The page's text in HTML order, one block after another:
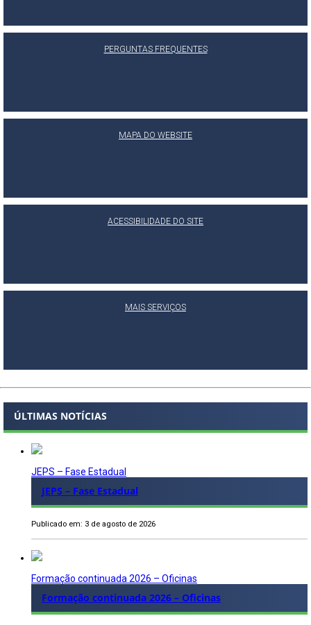
PERGUNTAS FREQUENTES
MAPA DO WEBSITE
ACESSIBILIDADE DO SITE
MAIS SERVIÇOS
ÚLTIMAS NOTÍCIAS
JEPS – Fase Estadual
JEPS – Fase Estadual
Publicado em: 3 de agosto de 2026
Formação continuada 2026 – Oficinas
Formação continuada 2026 – Oficinas